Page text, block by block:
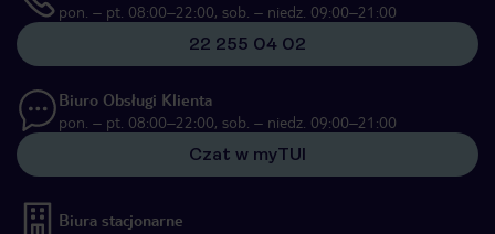
pon. – pt. 08:00–22:00, sob. – niedz. 09:00–21:00
22 255 04 02
Biuro Obsługi Klienta
pon. – pt. 08:00–22:00, sob. – niedz. 09:00–21:00
Czat w myTUI
Biura stacjonarne